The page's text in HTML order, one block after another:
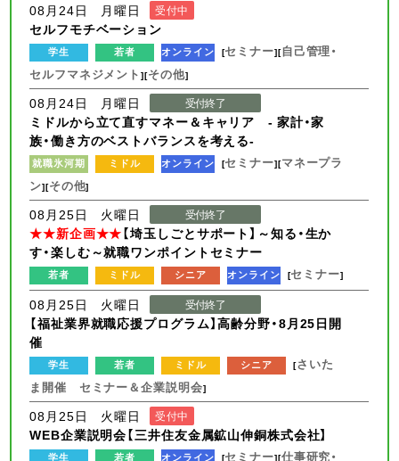
08月24日 月曜日 受付中
セルフモチベーション
学生 若者 オンライン [セミナー][自己管理・
セルフマネジメント][その他]
08月24日 月曜日 受付終了
ミドルから立て直すマネー＆キャリア - 家計・家
族・働き方のベストバランスを考える-
就職氷河期 ミドル オンライン [セミナー][マネープラ
ン][その他]
08月25日 火曜日 受付終了
★★新企画★★【埼玉しごとサポート】～知る・生か
す・楽しむ～就職ワンポイントセミナー
若者 ミドル シニア オンライン [セミナー]
08月25日 火曜日 受付終了
【福祉業界就職応援プログラム】高齢分野・8月25日開
催
学生 若者 ミドル シニア [さいた
ま開催 セミナー＆企業説明会]
08月25日 火曜日 受付中
WEB企業説明会【三井住友金属鉱山伸銅株式会社】
学生 若者 オンライン [セミナー][仕事研究・